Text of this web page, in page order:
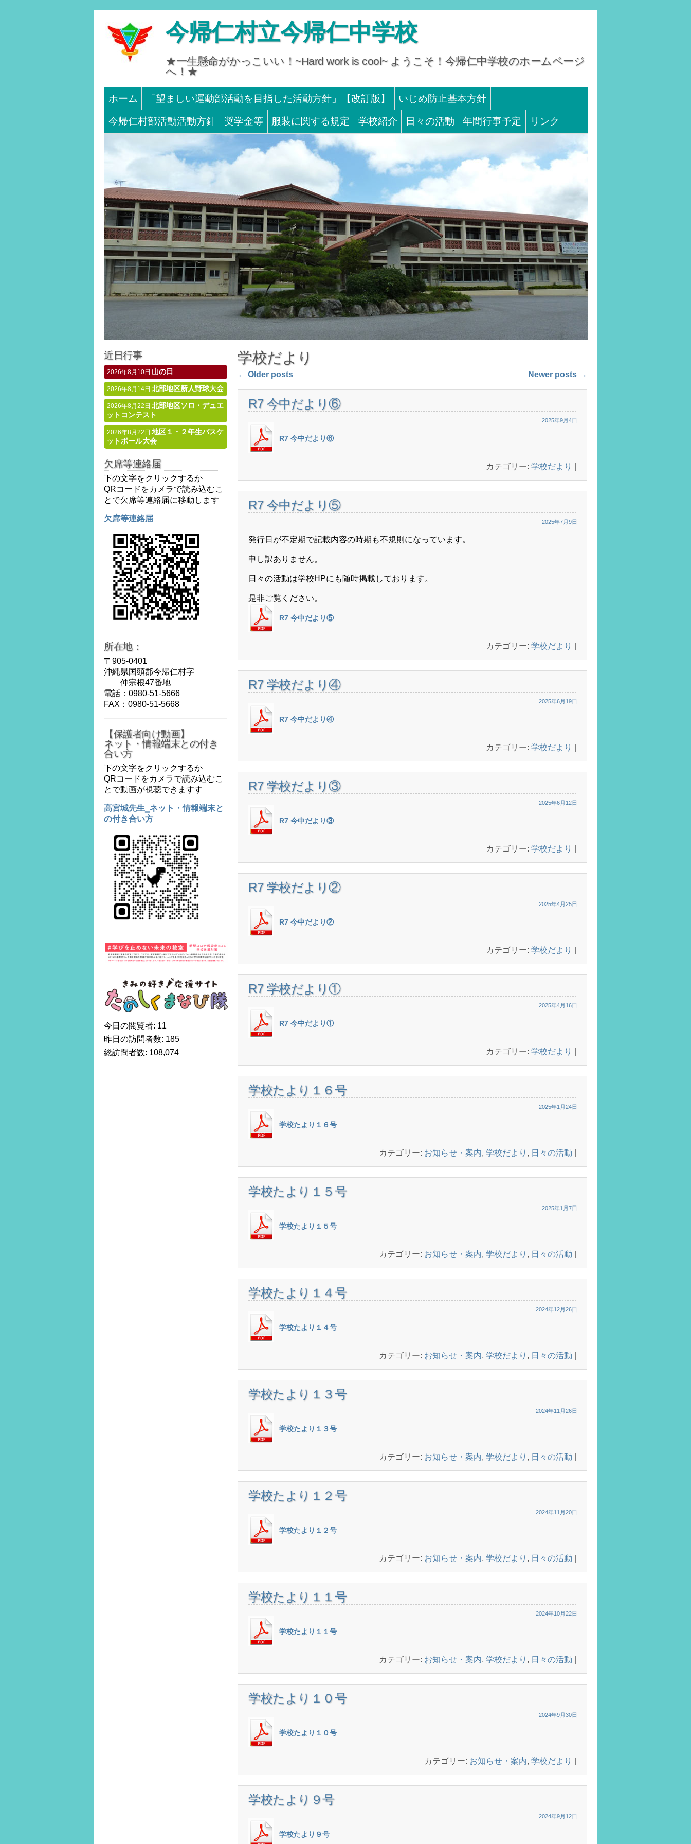
今帰仁村立今帰仁中学校
★一生懸命がかっこいい！~Hard work is cool~ ようこそ！今帰仁中学校のホームページ
へ！★
Main menu
SKIP TO CONTENT
ホーム 「望ましい運動部活動を目指した活動方針」【改訂版】 いじめ防止基本方針
今帰仁村部活動活動方針 奨学金等 服装に関する規定 学校紹介 日々の活動 年間行事予定 リンク
学校だより
Post navigation
← Older posts Newer posts →
R7 今中だより⑥
2025年9月4日
R7 今中だより⑥
カテゴリー: 学校だより
R7 今中だより⑤
2025年7月9日
発行日が不定期で記載内容の時期も不規則になっています。
申し訳ありません。
日々の活動は学校HPにも随時掲載しております。
是非ご覧ください。
R7 今中だより⑤
カテゴリー: 学校だより
R7 学校だより④
2025年6月19日
R7 今中だより④
カテゴリー: 学校だより
R7 学校だより③
2025年6月12日
R7 今中だより③
カテゴリー: 学校だより
R7 学校だより②
2025年4月25日
R7 今中だより②
カテゴリー: 学校だより
R7 学校だより①
2025年4月16日
R7 今中だより①
カテゴリー: 学校だより
学校たより１６号
2025年1月24日
学校たより１６号
カテゴリー: お知らせ・案内, 学校だより , 日々の活動
学校たより１５号
2025年1月7日
学校たより１５号
カテゴリー: お知らせ・案内, 学校だより , 日々の活動
学校たより１４号
2024年12月26日
学校たより１４号
カテゴリー: お知らせ・案内, 学校だより , 日々の活動
学校たより１３号
2024年11月26日
学校たより１３号
カテゴリー: お知らせ・案内, 学校だより , 日々の活動
学校たより１２号
2024年11月20日
学校たより１２号
カテゴリー: お知らせ・案内, 学校だより , 日々の活動
学校たより１１号
2024年10月22日
学校たより１１号
カテゴリー: お知らせ・案内, 学校だより , 日々の活動
学校たより１０号
2024年9月30日
学校たより１０号
カテゴリー: お知らせ・案内, 学校だより
学校たより９号
2024年9月12日
学校たより９号
近日行事
2026年8月10日 山の日
2026年8月14日 北部地区新人野球大会
2026年8月22日 北部地区ソロ・デュエ
ットコンテスト
2026年8月22日 地区１・２年生バスケ
ットボール大会
欠席等連絡届
下の文字をクリックするか
QRコードをカメラで読み込むこ
とで欠席等連絡届に移動します
欠席等連絡届
所在地：
〒905-0401
沖縄県国頭郡今帰仁村字
仲宗根47番地
電話：0980-51-5666
FAX：0980-51-5668
【保護者向け動画】
ネット・情報端末との付き
合い方
下の文字をクリックするか
QRコードをカメラで読み込むこ
とで動画が視聴できますす
高宮城先生‗ネット・情報端末と
の付き合い方
今日の閲覧者: 11
昨日の訪問者数: 185
総訪問者数: 108,074